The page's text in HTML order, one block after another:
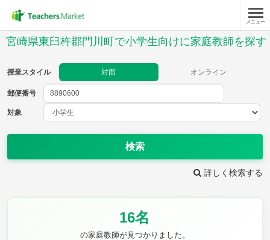
メニュー
宮崎県東臼杵郡門川町で小学生向けに家庭教師を探す
授業スタイル 対面 オンライン
郵便番号
対象
検索
詳しく検索する
16名
の家庭教師が見つかりました。
郵便番号
教科
理科